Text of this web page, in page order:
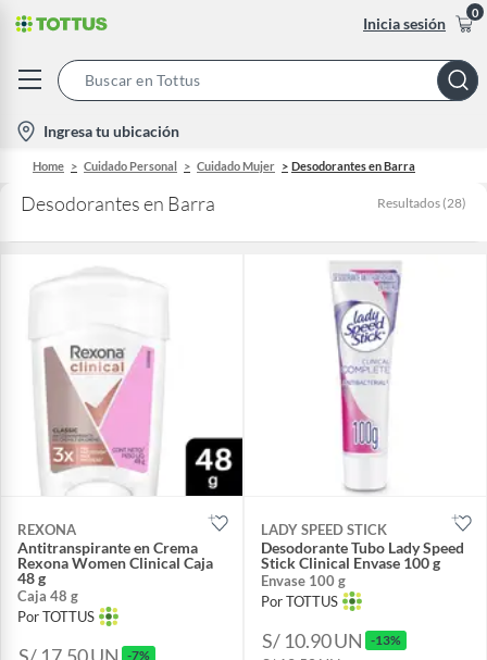
Inicia sesión
0
Bar
location-
icon
Ingresa tu ubicación
Home Cuidado Personal Cuidado Mujer Desodorantes en Barra
Desodorantes en Barra Resultados (28)
REXONA
Antitranspirante en Crema
Rexona Women Clinical Caja
48 g
Caja 48 g
Por TOTTUS
-7%
LADY SPEED STICK
Desodorante Tubo Lady Speed
Stick Clinical Envase 100 g
Envase 100 g
Por TOTTUS
S/ 10.90UN -13%